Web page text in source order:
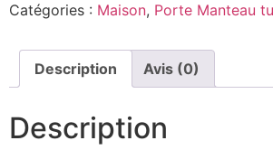
Catégories : Maison, Porte Manteau
Description Avis (0)
Description